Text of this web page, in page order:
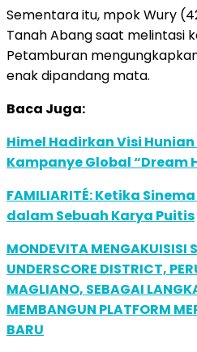
Sementara itu, mpok Wury
Tanah Abang saat melintasi
Petamburan
enak dipandang mata.
Baca Juga:
Himel Hadirkan Visi
Kampanye Global “Dream
FAMILIARITÉ: Ketika
dalam Sebuah Karya Puitis
MONDEVITA MENGAKUISISI
UNDERSCORE DISTRICT,
MAGLIANO, SEBAGAI
MEMBANGUN PLATFORM
BARU